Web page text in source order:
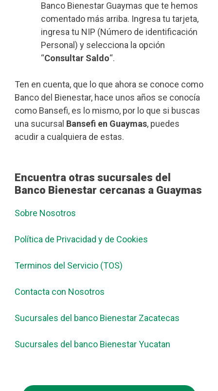
Banco Bienestar Guaymas que te hemos
comentado más arriba. Ingresa tu tarjeta,
ingresa tu NIP (Número de identificación
Personal) y selecciona la opción
“Consultar Saldo“.
Ten en cuenta, que lo que ahora se conoce como
Banco del Bienestar, hace unos años se conocía
como Bansefi, es lo mismo, por lo que si buscas
una sucursal Bansefi en Guaymas, puedes
acudir a cualquiera de estas.
Encuentra otras sucursales del
Banco Bienestar cercanas a Guaymas
Sobre Nosotros
Política de Privacidad y de Cookies
Terminos del Servicio (TOS)
Contacta con Nosotros
Sucursales del banco Bienestar Zacatecas
Sucursales del banco Bienestar Yucatan